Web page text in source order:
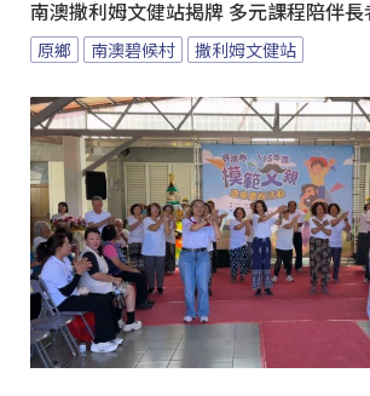
南澳撒利姆文健站揭牌 多元課程陪伴長
原鄉 南澳碧候村 撒利姆文健站